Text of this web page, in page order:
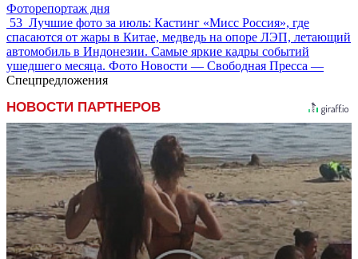
Фоторепортаж дня
53 Лучшие фото за июль: Кастинг «Мисс Россия», где
спасаются от жары в Китае, медведь на опоре ЛЭП, летающий
автомобиль в Индонезии. Самые яркие кадры событий
ушедшего месяца. Фото Новости — Свободная Пресса —
Спецпредложения
НОВОСТИ ПАРТНЕРОВ